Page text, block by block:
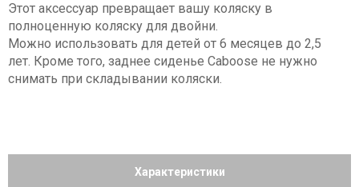
Этот аксессуар превращает вашу коляску в
полноценную коляску для двойни.
Можно использовать для детей от 6 месяцев до 2,5
лет. Кроме того, заднее сиденье Caboose не нужно
снимать при складывании коляски.
Характеристики